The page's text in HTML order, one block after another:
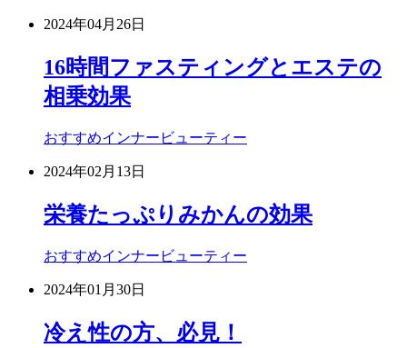
2024年04月26日
16時間ファスティングとエステの
相乗効果
おすすめインナービューティー
2024年02月13日
栄養たっぷりみかんの効果
おすすめインナービューティー
2024年01月30日
冷え性の方、必見！